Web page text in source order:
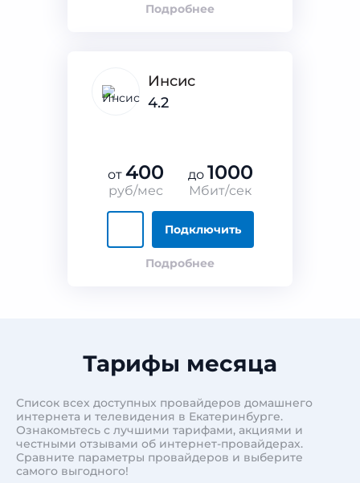
Подробнее
Инсис
4.2
от 400
руб/мес
до 1000
Мбит/сек
Подключить
Подробнее
Тарифы месяца
Список всех доступных провайдеров домашнего
интернета и телевидения в Екатеринбурге.
Ознакомьтесь с лучшими тарифами, акциями и
честными отзывами об интернет-провайдерах.
Сравните параметры провайдеров и выберите
самого выгодного!